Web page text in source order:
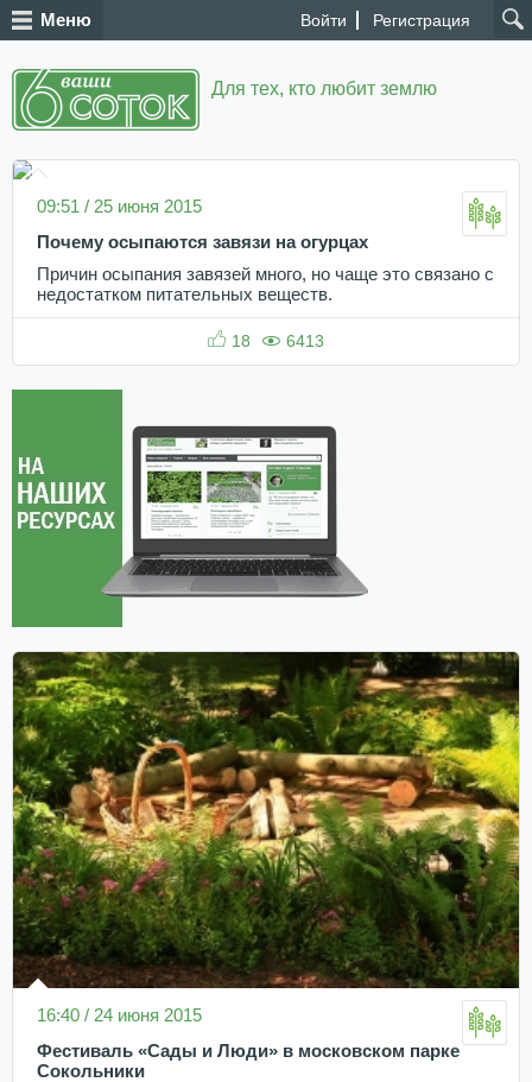
Войти Регистрация
Меню
Для тех, кто любит землю
09:51 / 25 июня 2015
Почему осыпаются завязи на огурцах
Причин осыпания завязей много, но чаще это связано с
недостатком питательных веществ.
18 6413
16:40 / 24 июня 2015
Фестиваль «Сады и Люди» в московском парке
Сокольники